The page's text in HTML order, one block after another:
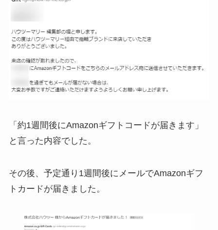
「約1週間後にAmazonギフトコードが届きます」
と言った内容でした。
その後、予定通り1週間後にメールでAmazonギフ
トカードが届きました。